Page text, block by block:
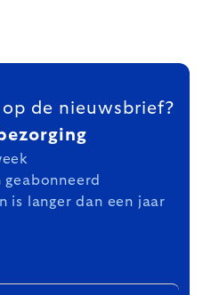
de nieuwsbrief?
geabonneerd
is langer dan een jaar